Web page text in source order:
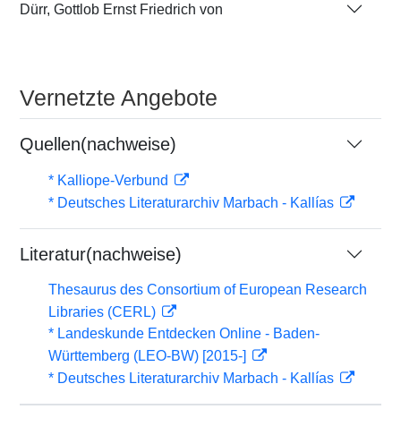
Dürr, Gottlob Ernst Friedrich von
Vernetzte Angebote
Quellen(nachweise)
* Kalliope-Verbund
* Deutsches Literaturarchiv Marbach - Kallías
Literatur(nachweise)
Thesaurus des Consortium of European Research
Libraries (CERL)
* Landeskunde Entdecken Online - Baden-
Württemberg (LEO-BW) [2015-]
* Deutsches Literaturarchiv Marbach - Kallías